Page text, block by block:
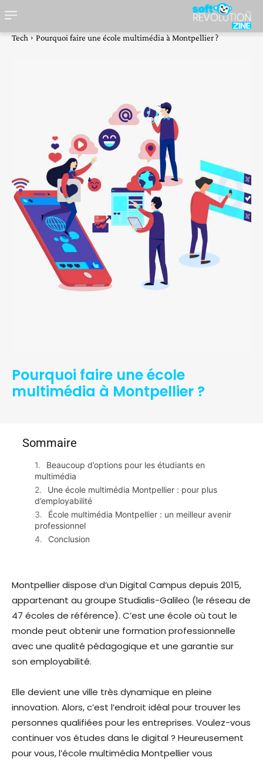
Tech Pourquoi faire une école multimédia à Montpellier ?
Pourquoi faire une école
multimédia à Montpellier ?
Sommaire
Beaucoup d’options pour les étudiants en
multimédia
Une école multimédia Montpellier : pour plus
d’employabilité
École multimédia Montpellier : un meilleur avenir
professionnel
Conclusion
Montpellier dispose d’un Digital Campus depuis 2015,
appartenant au groupe Studialis-Galileo (le réseau de
47 écoles de référence). C’est une école où tout le
monde peut obtenir une formation professionnelle
avec une qualité pédagogique et une garantie sur
son employabilité.
Elle devient une ville très dynamique en pleine
innovation. Alors, c’est l’endroit idéal pour trouver les
personnes qualifiées pour les entreprises. Voulez-vous
continuer vos études dans le digital ? Heureusement
pour vous, l’école multimédia Montpellier vous